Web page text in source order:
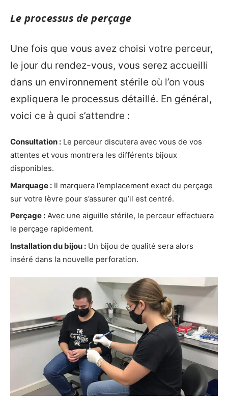
Le processus de perçage
Une fois que vous avez choisi votre perceur,
le jour du rendez-vous, vous serez accueilli
dans un environnement stérile où l’on vous
expliquera le processus détaillé. En général,
voici ce à quoi s’attendre :
Consultation : Le perceur discutera avec vous de vos
attentes et vous montrera les différents bijoux
disponibles.
Marquage : Il marquera l’emplacement exact du perçage
sur votre lèvre pour s’assurer qu’il est centré.
Perçage : Avec une aiguille stérile, le perceur effectuera
le perçage rapidement.
Installation du bijou : Un bijou de qualité sera alors
inséré dans la nouvelle perforation.